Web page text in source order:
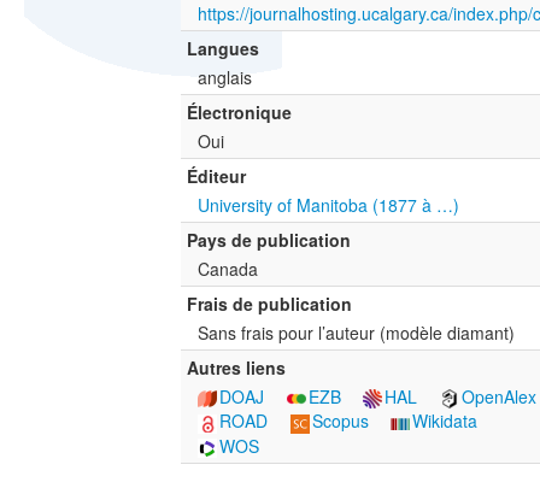
https://journalhosting.ucalgary.ca/index.php/
Langues
anglais
Électronique
Oui
Éditeur
University of Manitoba (1877 à …)
Pays de publication
Canada
Frais de publication
Sans frais pour l’auteur (modèle diamant)
Autres liens
DOAJ
EZB HAL
OpenAlex
ROAD
Scopus
Wikidata
WOS